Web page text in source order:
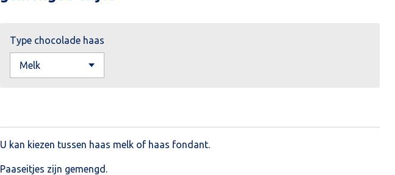
Type chocolade haas
U kan kiezen tussen haas melk of haas fondant.
Paaseitjes zijn gemengd.